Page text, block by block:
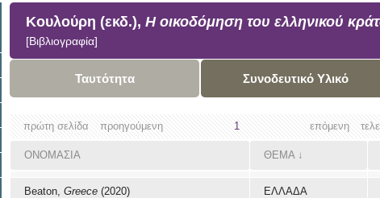
Κουλούρη (εκδ.), Η οικοδόμηση του ελληνικού
[Βιβλιογραφία]
Ταυτότητα Συνοδευτικό Υλικό
επόμενη
πρώτη σελίδα προηγούμενη 1
ΟΝΟΜΑΣΙΑ ΘΕΜΑ↓
Beaton, Greece (2020) ΕΛΛΑΔΑ